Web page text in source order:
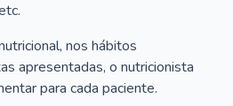
nos hábitos
apresentadas, o nutricionista
para cada paciente.